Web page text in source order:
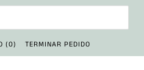
(0) TERMINAR PEDIDO